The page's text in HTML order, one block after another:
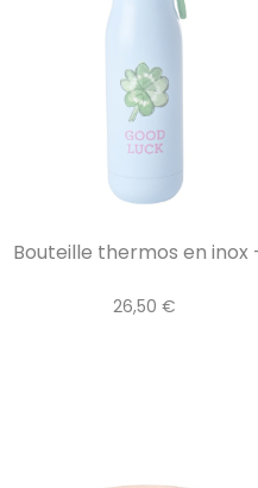
Bouteille thermos en inox
26,50 €